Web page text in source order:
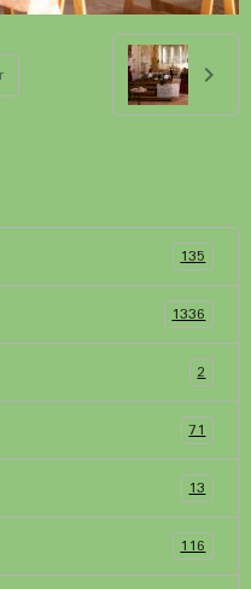
135
1336
2
71
13
116